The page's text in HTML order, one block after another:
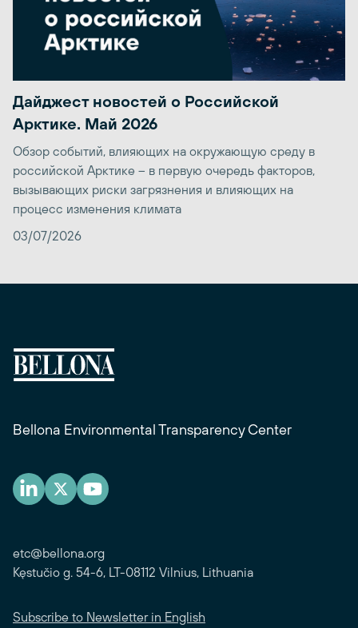
Дайджест новостей о Российской
Арктике. Май 2026
Обзор событий, влияющих на окружающую среду в
российской Арктике – в первую очередь факторов,
вызывающих риски загрязнения и влияющих на
процесс изменения климата
03/07/2026
Bellona Environmental Transparency Center
etc@bellona.org
Kęstučio g. 54-6, LT-08112 Vilnius, Lithuania
Subscribe to Newsletter in English